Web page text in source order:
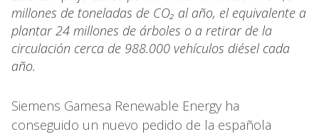
millones de toneladas de CO₂ al año, el equivalente a
plantar 24 millones de árboles o a retirar de la
circulación cerca de 988.000 vehículos diésel cada
año.
Siemens Gamesa Renewable Energy ha
conseguido un nuevo pedido de la española